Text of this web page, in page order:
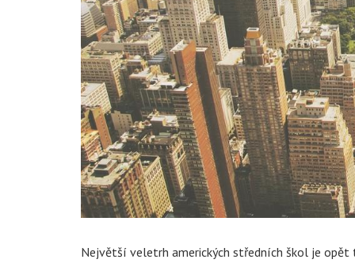
Největší veletrh amerických středních škol je